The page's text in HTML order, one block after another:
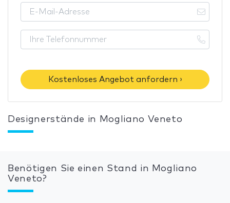
Kostenloses Angebot anfordern ›
Designerstände in Mogliano Veneto
Benötigen Sie einen Stand in Mogliano
Veneto?